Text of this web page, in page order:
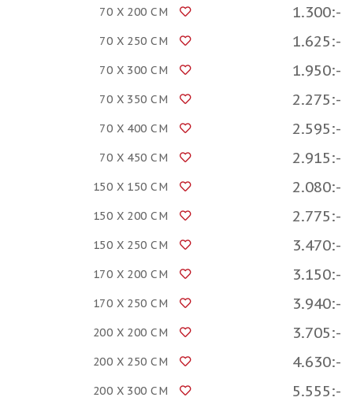
70 X 200 CM 1.300:-
70 X 250 CM 1.625:-
70 X 300 CM 1.950:-
70 X 350 CM 2.275:-
70 X 400 CM 2.595:-
70 X 450 CM 2.915:-
150 X 150 CM 2.080:-
150 X 200 CM 2.775:-
150 X 250 CM 3.470:-
170 X 200 CM 3.150:-
170 X 250 CM 3.940:-
200 X 200 CM 3.705:-
200 X 250 CM 4.630:-
200 X 300 CM 5.555:-